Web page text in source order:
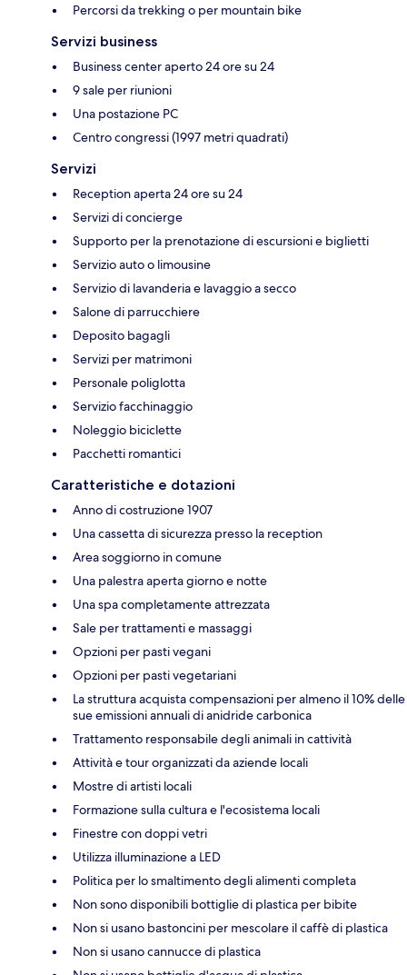
Percorsi da trekking o per mountain bike
Servizi business
Business center aperto 24 ore su 24
9 sale per riunioni
Una postazione PC
Centro congressi (1997 metri quadrati)
Servizi
Reception aperta 24 ore su 24
Servizi di concierge
Supporto per la prenotazione di escursioni e biglietti
Servizio auto o limousine
Servizio di lavanderia e lavaggio a secco
Salone di parrucchiere
Deposito bagagli
Servizi per matrimoni
Personale poliglotta
Servizio facchinaggio
Noleggio biciclette
Pacchetti romantici
Caratteristiche e dotazioni
Anno di costruzione 1907
Una cassetta di sicurezza presso la reception
Area soggiorno in comune
Una palestra aperta giorno e notte
Una spa completamente attrezzata
Sale per trattamenti e massaggi
Opzioni per pasti vegani
Opzioni per pasti vegetariani
La struttura acquista compensazioni per almeno il 10% delle
sue emissioni annuali di anidride carbonica
Trattamento responsabile degli animali in cattività
Attività e tour organizzati da aziende locali
Mostre di artisti locali
Formazione sulla cultura e l'ecosistema locali
Finestre con doppi vetri
Utilizza illuminazione a LED
Politica per lo smaltimento degli alimenti completa
Non sono disponibili bottiglie di plastica per bibite
Non si usano bastoncini per mescolare il caffè di plastica
Non si usano cannucce di plastica